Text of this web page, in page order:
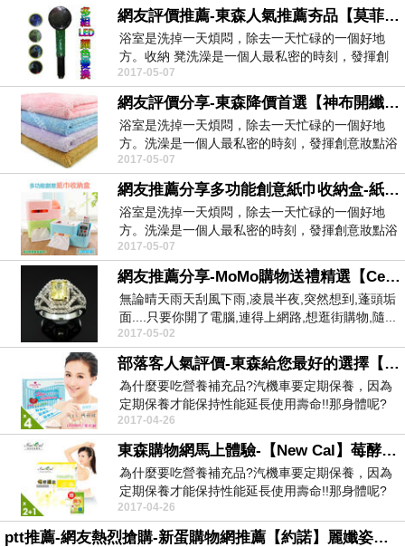
網友評價推薦-東森人氣推薦夯品【莫菲思】神手 LED彩色鑽蓮蓬頭
浴室是洗掉一天煩悶，除去一天忙碌的一個好地
方。收納 凳洗澡是一個人最私密的時刻，發揮創
意妝點浴室，除...
2017-05-07
網友評價分享-東森降價首選【神布開纖紗系列】擦髮巾-枕巾(50-90cm)
浴室是洗掉一天煩悶，除去一天忙碌的一個好地
方。洗澡是一個人最私密的時刻，發揮創意妝點浴
室，除了洗去煩...
2017-05-07
網友推薦分享多功能創意紙巾收納盒-紙巾盒 (3色可選)
浴室是洗掉一天煩悶，除去一天忙碌的一個好地
方。洗澡是一個人最私密的時刻，發揮創意妝點浴
室，除了洗去煩...
2017-05-07
網友推薦分享-MoMo購物送禮精選【Celosa珠寶】-久久情定彩黃晶鑽戒指
無論晴天雨天刮風下雨,凌晨半夜,突然想到,蓬頭垢
面....只要你開了電腦,連得上網路,想逛街購物,隨...
2017-05-02
部落客人氣評價-東森給您最好的選擇【UNISKIN零机齡】無添加 膠原亮妍素(含榖胱甘-)-4盒-共80包
為什麼要吃營養補充品?汽機車要定期保養，因為
定期保養才能保持性能延長使用壽命!!那身體呢?
很多人都...
2017-04-26
東森購物網馬上體驗-【New Cal】莓酵纖飲極致窕戰組(2入贈孅S1入)
為什麼要吃營養補充品?汽機車要定期保養，因為
定期保養才能保持性能延長使用壽命!!那身體呢?
很多人都...
2017-04-26
ptt推薦-網友熱烈搶購-新蛋購物網推薦【約諾】麗孅姿白腎豆膠囊(100顆-瓶)